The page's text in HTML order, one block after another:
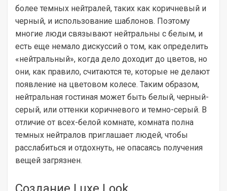
более темных нейтралей, таких как коричневый и
черный, и использование шаблонов. Поэтому
многие люди связывают нейтральны с белым, и
есть еще немало дискуссий о том, как определить
«нейтральный», когда дело доходит до цветов, но
они, как правило, считаются те, которые не делают
появление на цветовом колесе. Таким образом,
нейтральная гостиная может быть белый, черный-
серый, или оттенки коричневого и темно-серый. В
отличие от всех-белой комнате, комната полна
темных нейтралов приглашает людей, чтобы
расслабиться и отдохнуть, не опасаясь получения
вещей загрязнен.